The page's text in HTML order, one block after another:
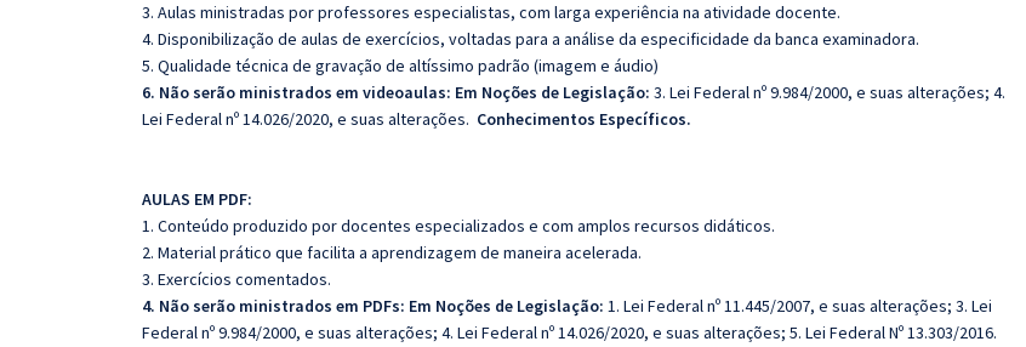
3. Aulas ministradas por professores especialistas, com larga experiência na atividade docente.
4. Disponibilização de aulas de exercícios, voltadas para a análise da especificidade da banca examinadora.
5. Qualidade técnica de gravação de altíssimo padrão (imagem e áudio)
6. Não serão ministrados em videoaulas: Em Noções de Legislação: 3. Lei Federal nº 9.984/2000, e suas alterações; 4.
Lei Federal nº 14.026/2020, e suas alterações. Conhecimentos Específicos.
AULAS EM PDF:
1. Conteúdo produzido por docentes especializados e com amplos recursos didáticos.
2. Material prático que facilita a aprendizagem de maneira acelerada.
3. Exercícios comentados.
4. Não serão ministrados em PDFs: Em Noções de Legislação: 1. Lei Federal nº 11.445/2007, e suas alterações; 3. Lei
Federal nº 9.984/2000, e suas alterações; 4. Lei Federal nº 14.026/2020, e suas alterações; 5. Lei Federal Nº 13.303/2016.